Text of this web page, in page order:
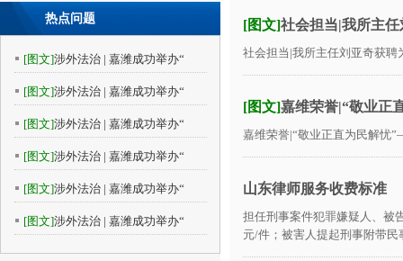
热点问题
[图文]涉外法治 | 嘉潍成功举办“
[图文]涉外法治 | 嘉潍成功举办“
[图文]涉外法治 | 嘉潍成功举办“
[图文]涉外法治 | 嘉潍成功举办“
[图文]涉外法治 | 嘉潍成功举办“
[图文]涉外法治 | 嘉潍成功举办“
[图文]社会担当|我所主
社会担当|我所主任刘亚奇获聘
[图文]嘉维荣誉|“敬业正
嘉维荣誉|“敬业正直为民解忧
山东律师服务收费标准
担任刑事案件犯罪嫌疑人、被
元/件；被害人提起刑事附带